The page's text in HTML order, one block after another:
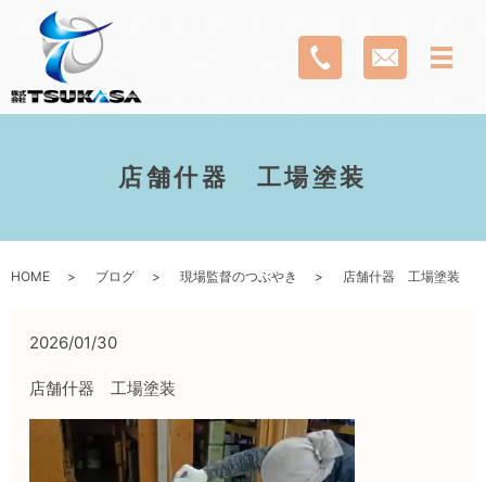
店舗什器 工場塗装
HOME ブログ 現場監督のつぶやき 店舗什器 工場塗装
2026/01/30
店舗什器 工場塗装